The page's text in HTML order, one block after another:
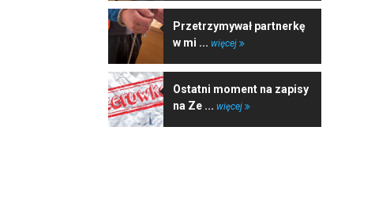
Przetrzymywał partnerkę
w mi ... więcej
Ostatni moment na zapisy
na Ze ... więcej